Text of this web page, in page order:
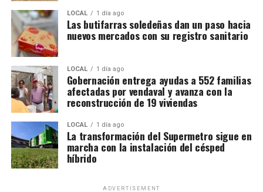
LOCAL 1 día ago
Las butifarras soledeñas dan un paso hacia
nuevos mercados con su registro sanitario
LOCAL 1 día ago
Gobernación entrega ayudas a 552 familias
afectadas por vendaval y avanza con la
reconstrucción de 19 viviendas
LOCAL 1 día ago
La transformación del Supermetro sigue en
marcha con la instalación del césped
híbrido
ADVERTISEMENT